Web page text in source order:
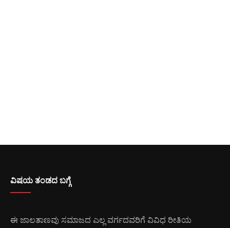
ವಿಷಯ ತಂಡದ ಬಗ್ಗೆ
ಈ ಜಾಲತಾಣವು ಸಮಾಜದ ಎಲ್ಲ ವರ್ಗದವರಿಗೆ ವಿವಿಧ ರೀತಿಯ